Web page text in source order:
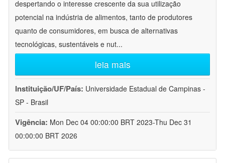
despertando o interesse crescente da sua utilização
potencial na indústria de alimentos, tanto de produtores
quanto de consumidores, em busca de alternativas
tecnológicas, sustentáveis e nut...
leia mais
Instituição/UF/País: Universidade Estadual de Campinas -
SP - Brasil
Vigência: Mon Dec 04 00:00:00 BRT 2023-Thu Dec 31
00:00:00 BRT 2026